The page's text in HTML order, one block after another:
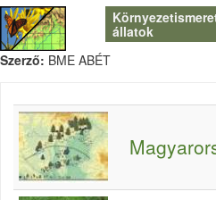
állatok
Szerző: BME ABÉT